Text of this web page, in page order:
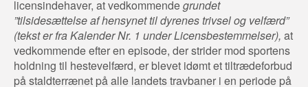
licensindehaver, at vedkommendegrundet
”tilsidesættelse af hensynet til dyrenes trivsel og velfærd”
(tekst er fra Kalender Nr. 1 under Licensbestemmelser), at
vedkommende efter en episode, der strider mod sportens
holdning til hestevelfærd, er blevet idømt et tiltrædeforbud
på staldterrænet på alle landets travbaner i en periode på